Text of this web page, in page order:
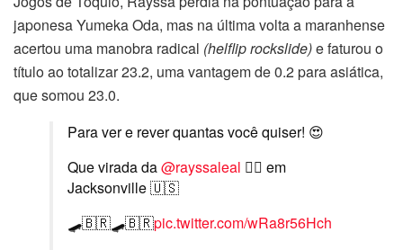
japonesa Yumeka Oda, mas na última volta a maranhense
acertou uma manobra radical (helflip rockslide)e faturou o
título ao totalizar 23.2, uma vantagem de 0.2 para asiática,
que somou 23.0.
Para ver e rever quantas você quiser! 😍
Que virada da@rayssaleal 🧚‍♀️ em
Jacksonville 🇺🇸
🛹🇧🇷🛹🇧🇷pic.twitter.com/wRa8r56Hch